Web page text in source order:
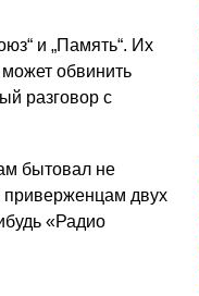
и „Память“. Их
обвинить
разговор с
бытовал не
приверженцам двух
«Радио